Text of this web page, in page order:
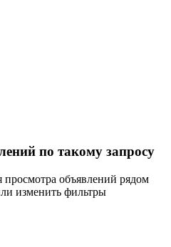
по такому запросу
просмотра объявлений рядом
изменить фильтры